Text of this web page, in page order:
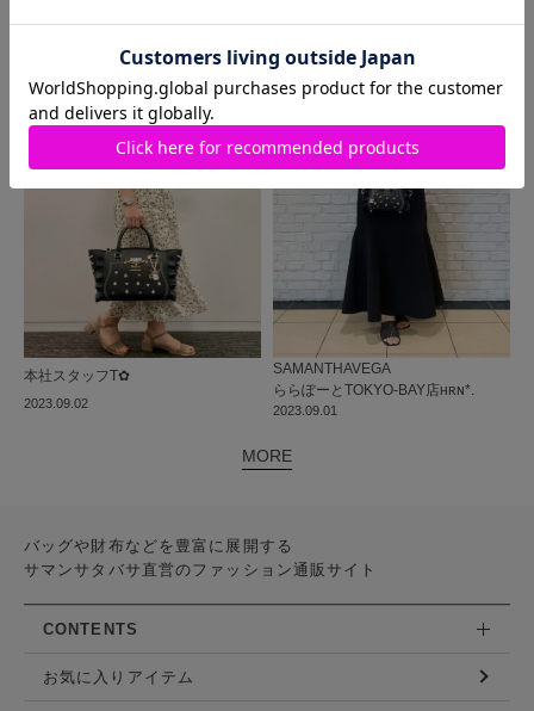
同じ商品を使ったコーディネート
2023.09.02
本社スタッフT✿
2023.09.01
SAMANTHAVEGA
ららぽーとTOKYO-BAY店ʜʀɴ*.
MORE
バッグや財布などを豊富に展開する
サマンサタバサ直営のファッション通販サイト
CONTENTS
お気に入りアイテム